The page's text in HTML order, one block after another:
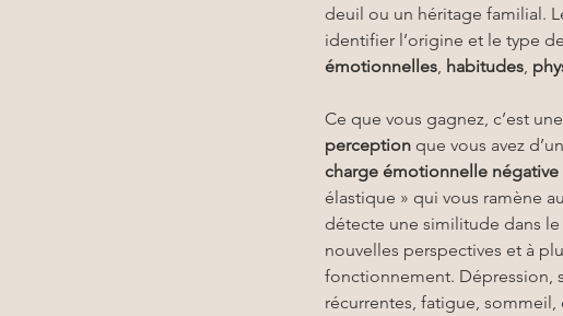
deuil ou un héritage familial.
identifier l’origine et le type
émotionnelles, habitudes,
Ce que vous gagnez, c’est
perception que vous avez
charge émotionnelle négative
élastique » qui vous ramène
détecte une similitude dans
nouvelles perspectives et à
fonctionnement. Dépression,
récurrentes, fatigue,